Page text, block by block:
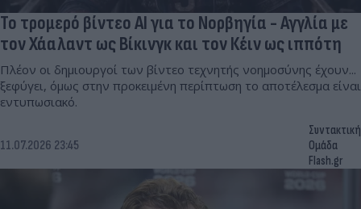
Το τρομερό βίντεο AI για το Νορβηγία - Αγγλία με
τον Χάαλαντ ως Βίκινγκ και τον Κέιν ως ιππότη
Πλέον οι δημιουργοί των βίντεο τεχνητής νοημοσύνης έχουν...
ξεφύγει, όμως στην προκειμένη περίπτωση το αποτέλεσμα είναι
εντυπωσιακό.
11.07.2026 23:45
Συντακτική
Ομάδα
Flash.gr